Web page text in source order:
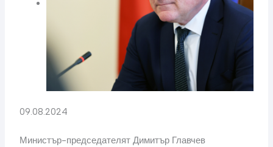
09.08.2024
Министър-председателят Димитър Главчев